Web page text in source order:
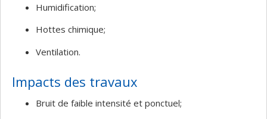
Humidification;
Hottes chimique;
Ventilation.
Impacts des travaux
Bruit de faible intensité et ponctuel;